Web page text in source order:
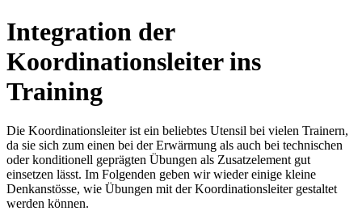
Integration der
Koordinationsleiter ins
Training
Die Koordinationsleiter ist ein beliebtes Utensil bei vielen Trainern,
da sie sich zum einen bei der Erwärmung als auch bei technischen
oder konditionell geprägten Übungen als Zusatzelement gut
einsetzen lässt. Im Folgenden geben wir wieder einige kleine
Denkanstösse, wie Übungen mit der Koordinationsleiter gestaltet
werden können.